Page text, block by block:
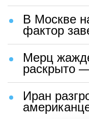
В Москве
фактор
Мерц
раскрыто
Иран